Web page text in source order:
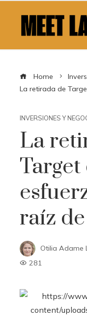
Home
La retirada de
INVERSIONES Y
La
Target
raíz
Otilia Adame
281